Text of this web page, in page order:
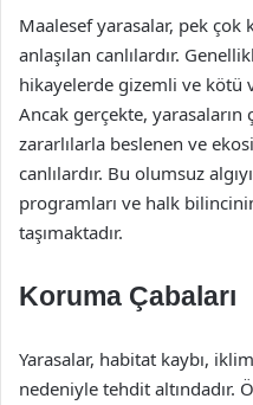
Maalesef yarasalar, pek
anlaşılan canlılardır.
hikayelerde gizemli ve kötü
Ancak gerçekte,
zararlılarla beslenen ve
canlılardır. Bu olumsuz
programları ve halk
taşımaktadır.
Koruma Çabaları
Yarasalar, habitat kaybı,
nedeniyle tehdit altındadır.